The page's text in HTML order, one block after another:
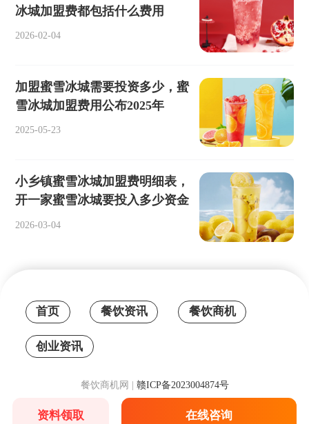
冰城加盟费都包括什么费用
2026-02-04
加盟蜜雪冰城需要投资多少，蜜
雪冰城加盟费用公布2025年
2025-05-23
小乡镇蜜雪冰城加盟费明细表，
开一家蜜雪冰城要投入多少资金
2026-03-04
资料领取 在线咨询
首页 餐饮资讯 餐饮商机
创业资讯
餐饮商机网 | 赣ICP备2023004874号